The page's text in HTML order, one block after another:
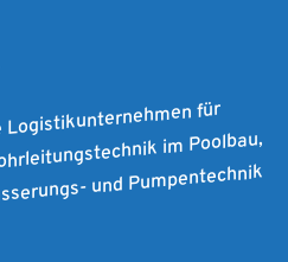
für
im Poolbau,
und Pumpentechnik